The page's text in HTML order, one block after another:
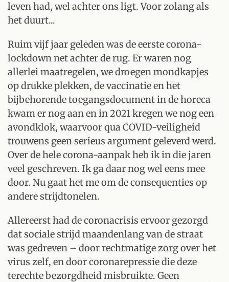
leven had, wel achter ons ligt. Voor zolang als
het duurt...
Ruim vijf jaar geleden was de eerste corona-
lockdown net achter de rug. Er waren nog
allerlei maatregelen, we droegen mondkapjes
op drukke plekken, de vaccinatie en het
bijbehorende toegangsdocument in de horeca
kwam er nog aan en in 2021 kregen we nog een
avondklok, waarvoor qua COVID-veiligheid
trouwens geen serieus argument geleverd werd.
Over de hele corona-aanpak heb ik in die jaren
veel geschreven. Ik ga daar nog wel eens mee
door. Nu gaat het me om de consequenties op
andere strijdtonelen.
Allereerst had de coronacrisis ervoor gezorgd
dat sociale strijd maandenlang van de straat
was gedreven – door rechtmatige zorg over het
virus zelf, en door coronarepressie die deze
terechte bezorgdheid misbruikte. Geen